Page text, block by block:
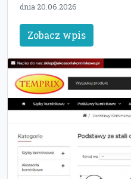
dnia 20.06.2026
Zobacz wpis